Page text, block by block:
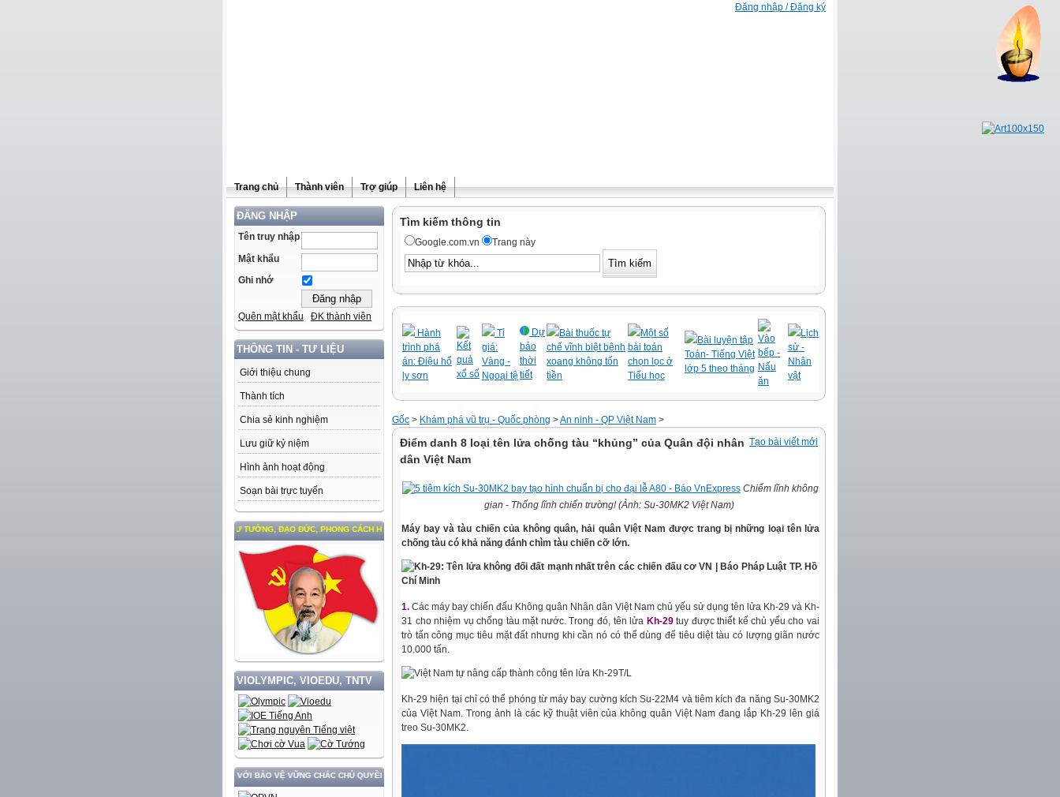
Đăng nhập / Đăng ký
Trang chủ Thành viên Trợ giúp Liên hệ
ĐĂNG NHẬP
Tên truy nhập
Mật khẩu
Ghi nhớ
Quên mật khẩu ĐK thành viên
THÔNG TIN - TƯ LIỆU
Giới thiệu chung
Thành tích
Chia sẻ kinh nghiệm
Lưu giữ kỷ niệm
Hình ảnh hoạt động
Soạn bài trực tuyến
HỌC TẬP VÀ LÀM THEO TƯ TƯỞNG, ĐẠO ĐỨC, PHONG CÁCH HỒ CHÍ MINH
VIOLYMPIC, VIOEDU, TNTV
DỰNG VÀ PHÁT TRIỂN ĐẤT NƯỚC GẮN VỚI BẢO VỆ VỮNG CHẮC CHỦ QUYỀN VÀ ĐỘC LẬP DÂN TỘC!
Tìm kiếm thông tin
Google.com.vn Trang này
Hành
trình phá
án: Điệu hổ
ly sơn
Kết
quả
xổ số
Tỉ
giá:
Vàng -
Ngoại tệ
Dự
báo
thời
tiết
Bài thuốc tự
chế vĩnh biệt bệnh
xoang không tốn
tiền
Một số
bài toán
chọn lọc ở
Tiểu học
Bài luyện tập
Toán- Tiếng Việt
lớp 5 theo tháng
Vào
bếp -
Nấu
ăn
Lịch
sử -
Nhân
vật
Gốc > Khám phá vũ trụ - Quốc phòng >An ninh - QP Việt Nam >
Tạo bài viết mới
Điểm danh 8 loại tên lửa chống tàu “khủng” của Quân đội nhân
dân Việt Nam
Chiếm lĩnh không
gian - Thống lĩnh chiến trường! (Ảnh: Su-30MK2 Việt Nam)
Máy bay và tàu chiến của không quân, hải quân Việt Nam được trang bị những loại tên lửa
chống tàu có khả năng đánh chìm tàu chiến cỡ lớn.
1. Các máy bay chiến đấu Không quân Nhân dân Việt Nam chủ yếu sử dụng tên lửa Kh-29 và Kh-
31 cho nhiệm vụ chống tàu mặt nước. Trong đó, tên lửa Kh-29tuy được thiết kế chủ yếu cho vai
trò tấn công mục tiêu mặt đất nhưng khi cần nó có thể dùng để tiêu diệt tàu có lượng giãn nước
10.000 tấn.
Kh-29 hiện tại chỉ có thể phóng từ máy bay cường kích Su-22M4 và tiêm kích đa năng Su-30MK2
của Việt Nam. Trong ảnh là các kỹ thuật viên của không quân Việt Nam đang lắp Kh-29 lên giá
treo Su-30MK2.